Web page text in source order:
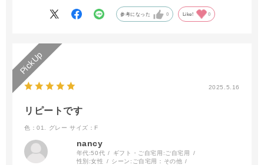
参考になった 0 Like! 0
2025.5.16
リピートです
色：01. グレー サイズ：F
nancy
年代:50代 ギフト・ご自宅用: ご自宅用
性別:女性 シーン: ご自宅用：その他